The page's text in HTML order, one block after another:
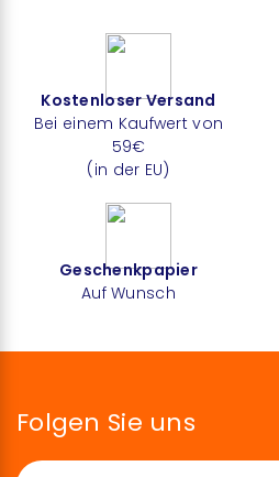
Kostenloser Versand
Bei einem Kaufwert von
59€
(in der EU)
Geschenkpapier
Auf Wunsch
Folgen Sie uns